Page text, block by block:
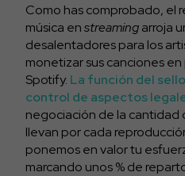
Como has comprobado, el
música enstreamingarroja
desalentadores para los
monetizar sus canciones
Spotify. La función del
control de aspectos
negociación de la cantidad
llevan por cada
ponemos en valor tu
marcando unos % de